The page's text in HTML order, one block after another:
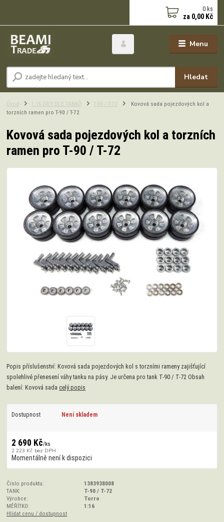
Menu
Hledat
0 ks
za 0,00 Kč
Úvod 1:16 DÍLY DLE TANKŮ T-90 / T-72
Kovová sada pojezdových kol a
torzních ramen pro T-90 / T-72
Kovová sada pojezdových kol a torzních
ramen pro T-90 / T-72
Popis příslušenství: Kovová sada pojezdových kol s torzními rameny zajišťující
spolehlivé přenesení váhy tanku na pásy. Je určena pro tank T-90 / T-72 Obsah
balení: Kovová sada celý popis
Dostupnost Není skladem
2 690 Kč/ks
2 223 Kč bez DPH
Momentálně není k dispozici
Číslo produktu:
1383938008
TANK:
T-90 / T-72
Výrobce:
Torro
MĚŘÍTKO:
1:16
Hlídat cenu / dostupnost